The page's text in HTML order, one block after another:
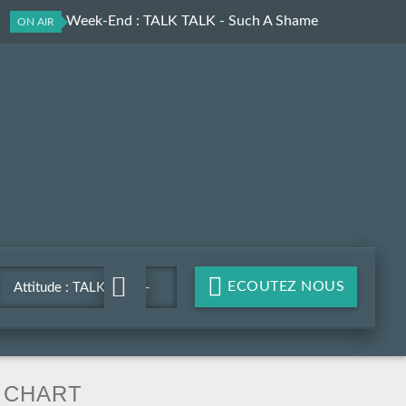
ON AIR
Attitude Week-End : TALK TALK - Such A Shame
Attitude : TALK TALK -
Such A Shame
ECOUTEZ NOUS
CHART